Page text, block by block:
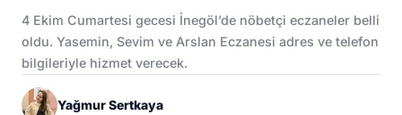
4 Ekim Cumartesi gecesi İnegöl’de nöbetçi eczaneler belli
oldu. Yasemin, Sevim ve Arslan Eczanesi adres ve telefon
bilgileriyle hizmet verecek.
Yağmur Sertkaya